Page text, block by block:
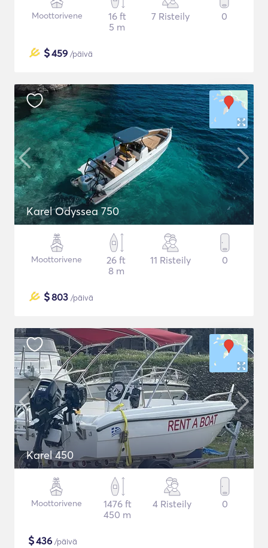
Moottorivene
16 ft
5 m
7 Risteily 0
$459 /päivä
Karel Odyssea 750
Moottorivene
26 ft
8 m
11 Risteily 0
$803 /päivä
Karel 450
Moottorivene
1476 ft
450 m
4 Risteily 0
$436 /päivä